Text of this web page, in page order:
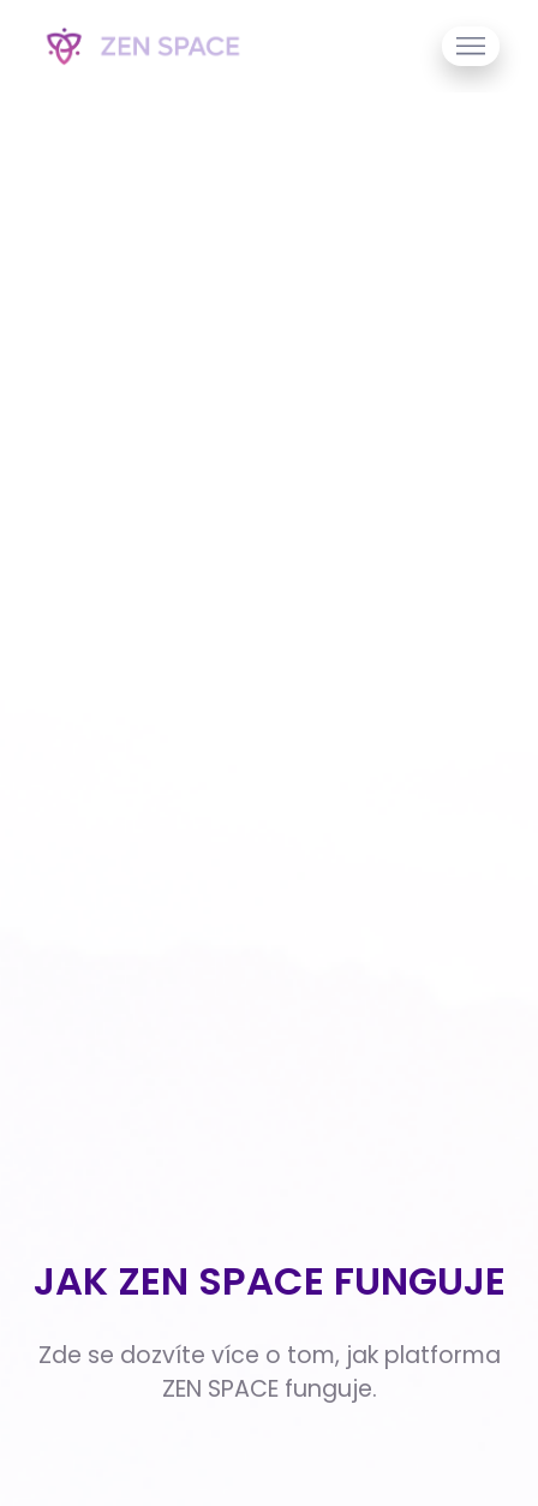
JAK ZEN SPACE FUNGUJE
Zde se dozvíte více o tom, jak platforma
ZEN SPACE funguje.